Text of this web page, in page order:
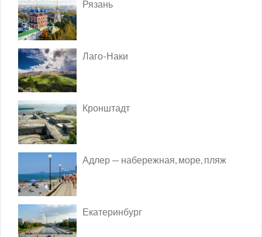
Рязань
Лаго-Наки
Кронштадт
Адлер — набережная, море, пляж
Екатеринбург